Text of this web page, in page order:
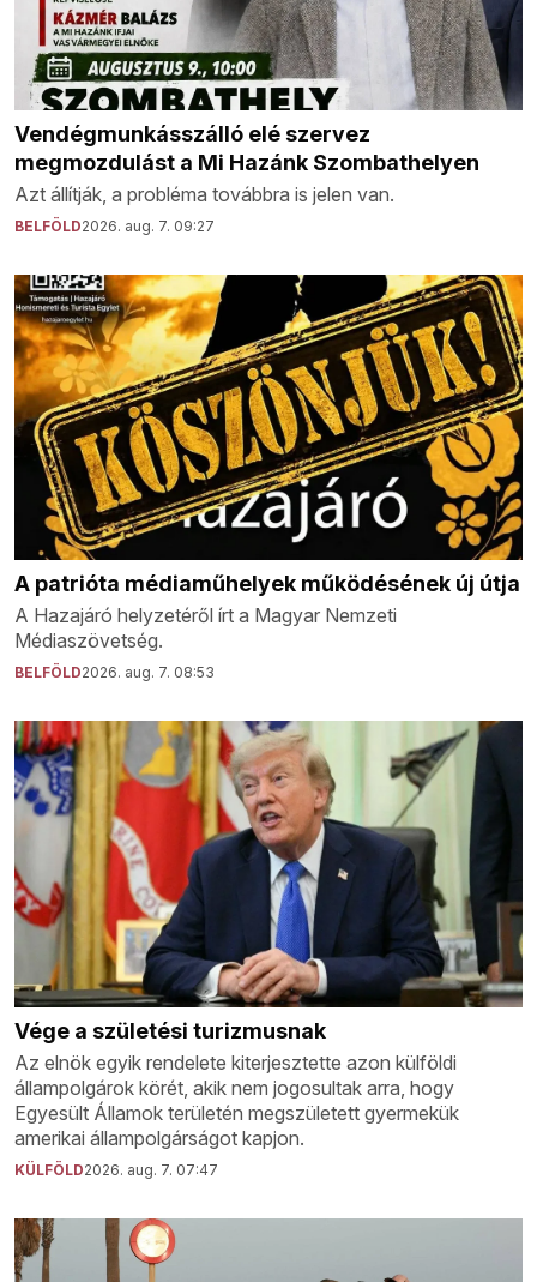
Vendégmunkásszálló elé szervez
megmozdulást a Mi Hazánk Szombathelyen
Azt állítják, a probléma továbbra is jelen van.
BELFÖLD2026. aug. 7. 09:27
A patrióta médiaműhelyek működésének új útja
A Hazajáró helyzetéről írt a Magyar Nemzeti
Médiaszövetség.
BELFÖLD2026. aug. 7. 08:53
Vége a születési turizmusnak
Az elnök egyik rendelete kiterjesztette azon külföldi
állampolgárok körét, akik nem jogosultak arra, hogy
Egyesült Államok területén megszületett gyermekük
amerikai állampolgárságot kapjon.
KÜLFÖLD2026. aug. 7. 07:47